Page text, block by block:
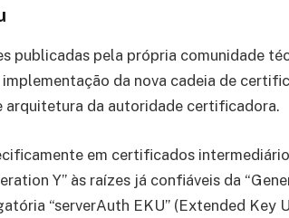
publicadas pela própria comunidade
da nova cadeia de
arquitetura da autoridade certificadora.
em certificados
Y” às raízes já confiáveis da
“serverAuth EKU” (Extended